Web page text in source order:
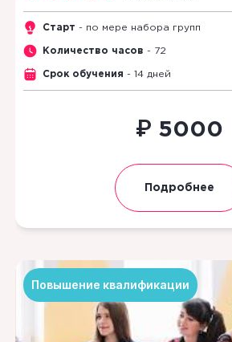
Старт - по мере набора групп
Количество часов - 72
Срок обучения - 14 дней
₽ 5000
Подробнее
Повышение квалификации